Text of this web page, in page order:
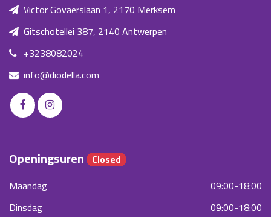
Victor Govaerslaan 1, 2170 Merksem
Gitschotellei 387, 2140 Antwerpen
+3238082024
info@diodella.com
Openingsuren Closed
Maandag
09:00-18:00
Dinsdag
09:00-18:00